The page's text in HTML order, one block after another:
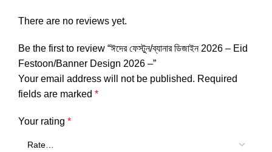
There are no reviews yet.
Be the first to review “ঈদের ফেস্টুন/ব্যানার ডিজাইন 2026 – Eid
Festoon/Banner Design 2026 –”
Your email address will not be published. Required
fields are marked *
Your rating *